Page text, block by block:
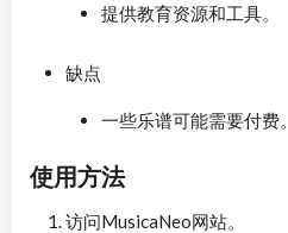
提供教育资源和工具。
缺点
一些乐谱可能需要付费。
使用方法
访问MusicaNeo网站。